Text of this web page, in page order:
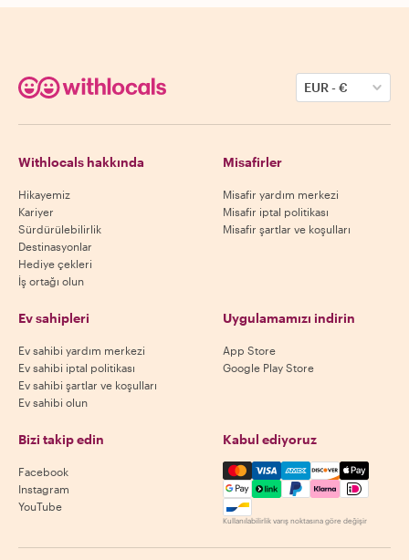
EUR-€
Withlocals hakkında
Hikayemiz
Kariyer
Sürdürülebilirlik
Destinasyonlar
Hediye çekleri
İş ortağı olun
Misafirler
Misafir yardım merkezi
Misafir iptal politikası
Misafir şartlar ve koşulları
Ev sahipleri
Ev sahibi yardım merkezi
Ev sahibi iptal politikası
Ev sahibi şartlar ve koşulları
Ev sahibi olun
Uygulamamızı indirin
App Store
Google Play Store
Bizi takip edin
Facebook
Instagram
YouTube
Kabul ediyoruz
Mastercard, Visa, Amex,
Kullanılabilirlik varış noktasına göre değişir